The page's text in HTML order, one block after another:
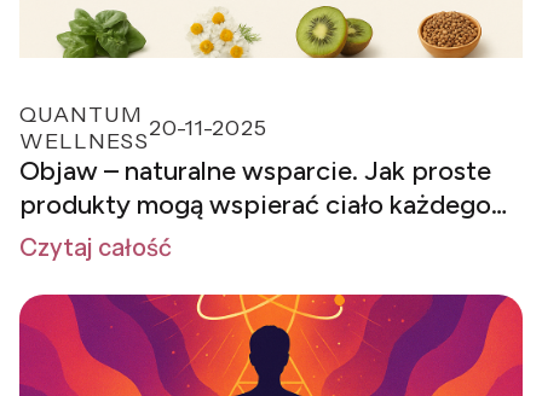
QUANTUM
WELLNESS20-11-2025
Objaw – naturalne wsparcie. Jak proste
produkty mogą wspierać ciało każdego
dnia?
Czytaj całość